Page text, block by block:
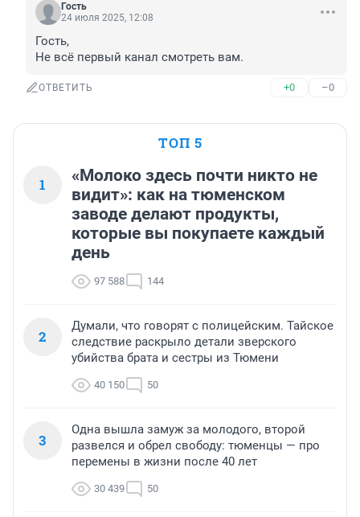
Гость
24 июля 2025, 12:08
Гость,
Не всё первый канал смотреть вам.
ОТВЕТИТЬ +0 –0
ТОП 5
1
«Молоко здесь почти никто не
видит»: как на тюменском
заводе делают продукты,
которые вы покупаете каждый
день
97 588 144
2
Думали, что говорят с полицейским. Тайское
следствие раскрыло детали зверского
убийства брата и сестры из Тюмени
40 150 50
3
Одна вышла замуж за молодого, второй
развелся и обрел свободу: тюменцы — про
перемены в жизни после 40 лет
30 439 50